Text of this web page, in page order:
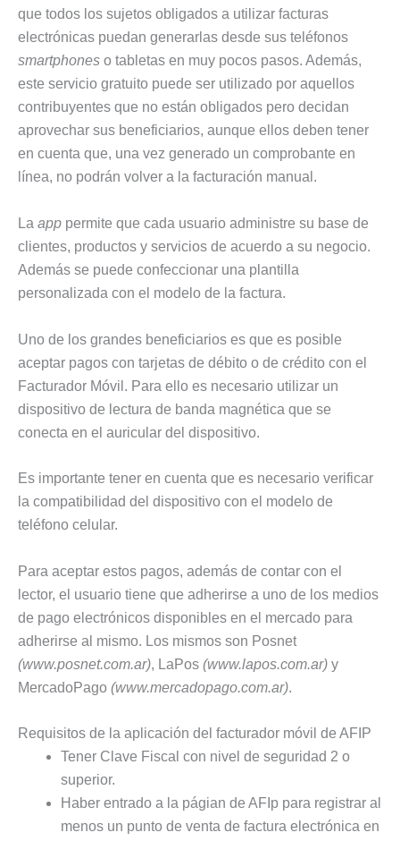
que todos los sujetos obligados a utilizar facturas
electrónicas puedan generarlas desde sus teléfonos
smartphones o tabletas en muy pocos pasos. Además,
este servicio gratuito puede ser utilizado por aquellos
contribuyentes que no están obligados pero decidan
aprovechar sus beneficiarios, aunque ellos deben tener
en cuenta que, una vez generado un comprobante en
línea, no podrán volver a la facturación manual.
La app permite que cada usuario administre su base de
clientes, productos y servicios de acuerdo a su negocio.
Además se puede confeccionar una plantilla
personalizada con el modelo de la factura.
Uno de los grandes beneficiarios es que es posible
aceptar pagos con tarjetas de débito o de crédito con el
Facturador Móvil. Para ello es necesario utilizar un
dispositivo de lectura de banda magnética que se
conecta en el auricular del dispositivo.
Es importante tener en cuenta que es necesario verificar
la compatibilidad del dispositivo con el modelo de
teléfono celular.
Para aceptar estos pagos, además de contar con el
lector, el usuario tiene que adherirse a uno de los medios
de pago electrónicos disponibles en el mercado para
adherirse al mismo. Los mismos son Posnet
(www.posnet.com.ar), LaPos (www.lapos.com.ar) y
MercadoPago (www.mercadopago.com.ar).
Requisitos de la aplicación del facturador móvil de AFIP
Tener Clave Fiscal con nivel de seguridad 2 o
superior.
Haber entrado a la págian de AFIp para registrar al
menos un punto de venta de factura electrónica en